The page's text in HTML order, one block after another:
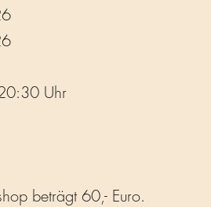
Uhr
beträgt 60,- Euro.